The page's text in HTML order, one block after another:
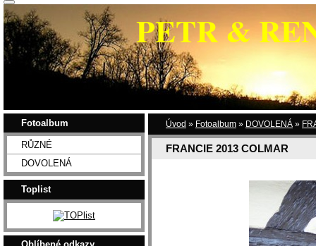
PETR &
Úvod » Fotoalbum » DOVOLENÁ »
FRANCIE 2013 COLMAR
Fotoalbum
RŮZNÉ
DOVOLENÁ
Toplist